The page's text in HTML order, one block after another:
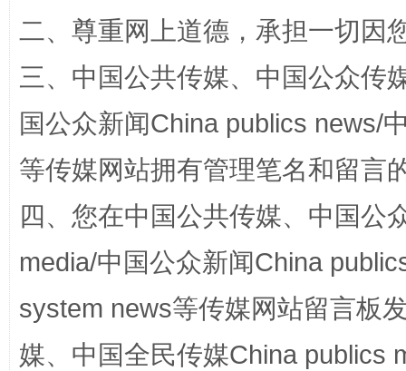
解纷+调解+退费，一次搞定
站台名比不上好声名
二、尊重网上道德，承担一切因
三、中国公共传媒、中国公众传
国公众新闻China publics news/
等传媒网站拥有管理笔名和留言
四、您在中国公共传媒、中国公
media/中国公众新闻China
system news等传媒网站留言板
媒、中国全民传媒China publics